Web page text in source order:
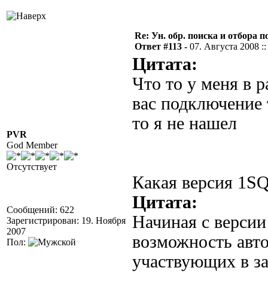
PVR
God Member
Отсутствует
Сообщений: 622
Зарегистрирован: 19. Ноября
2007
Пол:
Re: Ун. обр. поиска и отбора
Ответ #113 - 07. Августа 2008
Цитата:
Что то у меня в
вас
то я не нашел
Какая версия
Цитата:
Начиная с
возможность
участвующих в